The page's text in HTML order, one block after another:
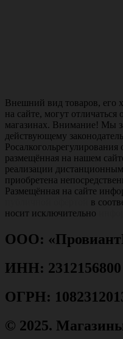
Внешний вид товаров, его
на сайте, могут
магазинах. Внимание! Мы
действующему
размещённая на нашем
реализации
приобретена
Размещённая на сайте
в
носит исключительно
ООО:
ИНН: 2312156800
ОГРН:
© 2025.